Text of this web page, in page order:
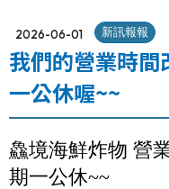
2026-06-01 新訊報報
我們的營業時
一公休喔~~
鱻境海鮮炸物 營
期一公休~~